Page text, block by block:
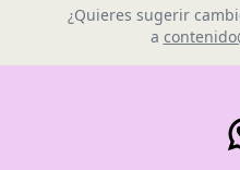
¿Quieres sugerir
a